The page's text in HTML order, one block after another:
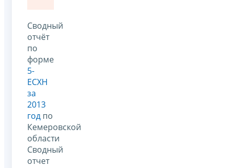
Сводный
отчёт
по
форме
5-
ЕСХН
за
2013
год по
Кемеровской
области
Сводный
отчет